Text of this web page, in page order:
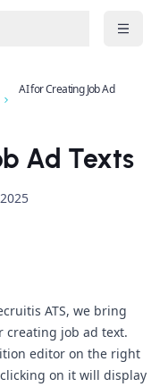
AI for Creating Job Ad
Ad Texts
ATS, we bring
creating job ad text.
editor on the right
on it will display